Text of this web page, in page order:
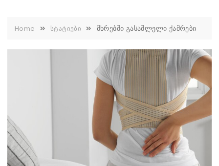
Home სტატიები მხრებში გასაშლელი ქამრები